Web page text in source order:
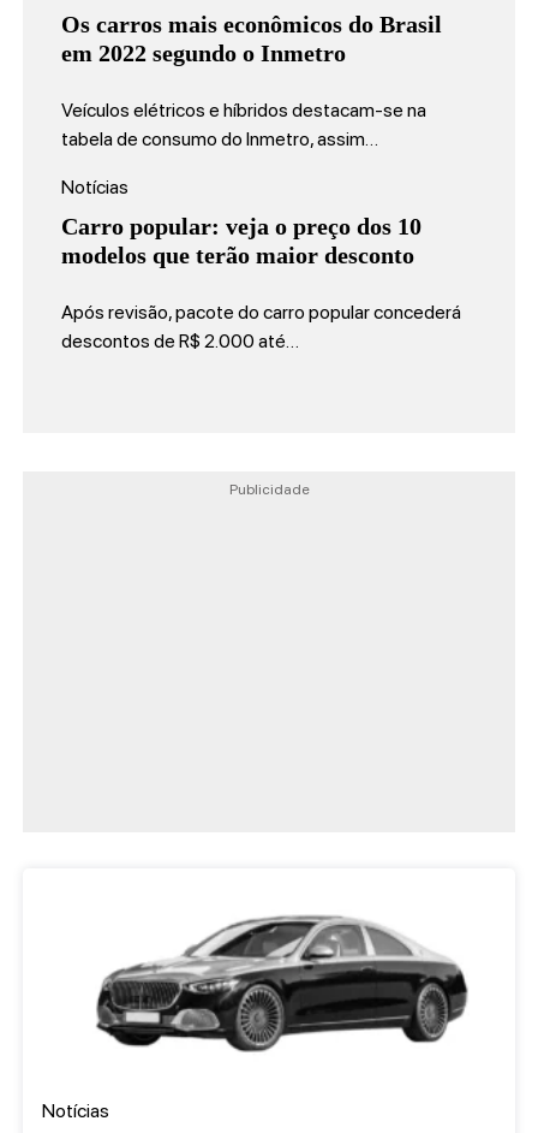
Os carros mais econômicos do Brasil
em 2022 segundo o Inmetro
Veículos elétricos e híbridos destacam-se na
tabela de consumo do Inmetro, assim…
Notícias
Carro popular: veja o preço dos 10
modelos que terão maior desconto
Após revisão, pacote do carro popular concederá
descontos de R$ 2.000 até…
Publicidade
Notícias